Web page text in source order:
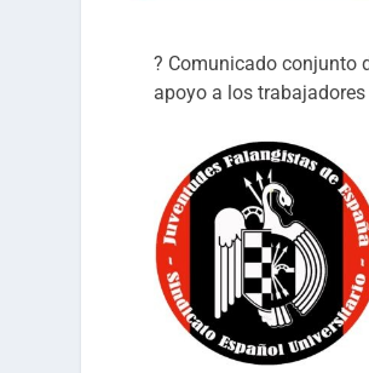
? Comunicado conjunto
apoyo a los